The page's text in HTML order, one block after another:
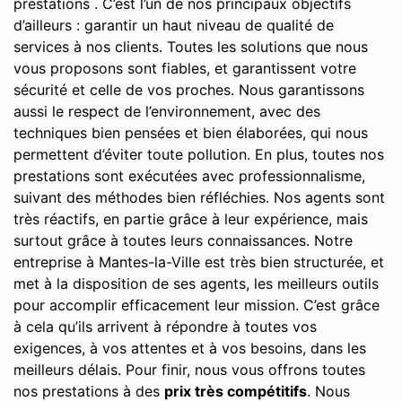
prestations . C’est l’un de nos principaux objectifs
d’ailleurs : garantir un haut niveau de qualité de
services à nos clients. Toutes les solutions que nous
vous proposons sont fiables, et garantissent votre
sécurité et celle de vos proches. Nous garantissons
aussi le respect de l’environnement, avec des
techniques bien pensées et bien élaborées, qui nous
permettent d’éviter toute pollution. En plus, toutes nos
prestations sont exécutées avec professionnalisme,
suivant des méthodes bien réfléchies. Nos agents sont
très réactifs, en partie grâce à leur expérience, mais
surtout grâce à toutes leurs connaissances. Notre
entreprise à Mantes-la-Ville est très bien structurée, et
met à la disposition de ses agents, les meilleurs outils
pour accomplir efficacement leur mission. C’est grâce
à cela qu’ils arrivent à répondre à toutes vos
exigences, à vos attentes et à vos besoins, dans les
meilleurs délais. Pour finir, nous vous offrons toutes
nos prestations à des prix très compétitifs. Nous